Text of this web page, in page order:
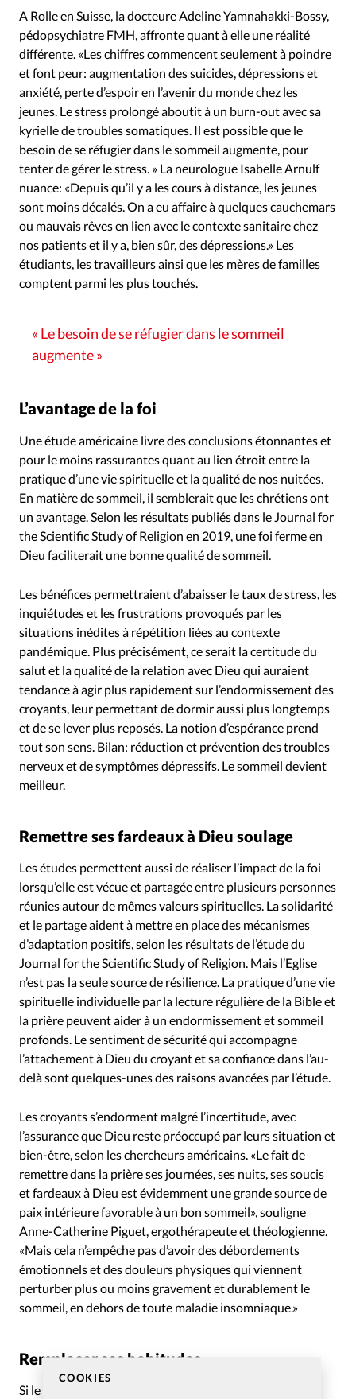
COOKIES
A Rolle en Suisse, la docteure Adeline Yamnahakki-Bossy,
pédopsychiatre FMH, affronte quant à elle une réalité
différente. «Les chiffres commencent seulement à poindre
et font peur: augmentation des suicides, dépressions et
anxiété, perte d’espoir en l’avenir du monde chez les
jeunes. Le stress prolongé aboutit à un burn-out avec sa
kyrielle de troubles somatiques. Il est possible que le
besoin de se réfugier dans le sommeil augmente, pour
tenter de gérer le stress. » La neurologue Isabelle Arnulf
nuance: «Depuis qu’il y a les cours à distance, les jeunes
sont moins décalés. On a eu affaire à quelques cauchemars
ou mauvais rêves en lien avec le contexte sanitaire chez
nos patients et il y a, bien sûr, des dépressions.» Les
étudiants, les travailleurs ainsi que les mères de familles
comptent parmi les plus touchés.
Le besoin de se réfugier dans le sommeil
augmente
L’avantage de la foi
Une étude américaine livre des conclusions étonnantes et
pour le moins rassurantes quant au lien étroit entre la
pratique d’une vie spirituelle et la qualité de nos nuitées.
En matière de sommeil, il semblerait que les chrétiens ont
un avantage. Selon les résultats publiés dans le Journal for
the Scientific Study of Religion en 2019, une foi ferme en
Dieu faciliterait une bonne qualité de sommeil.
Les bénéfices permettraient d’abaisser le taux de stress, les
inquiétudes et les frustrations provoqués par les
situations inédites à répétition liées au contexte
pandémique. Plus précisément, ce serait la certitude du
salut et la qualité de la relation avec Dieu qui auraient
tendance à agir plus rapidement sur l’endormissement des
croyants, leur permettant de dormir aussi plus longtemps
et de se lever plus reposés. La notion d’espérance prend
tout son sens. Bilan: réduction et prévention des troubles
nerveux et de symptômes dépressifs. Le sommeil devient
meilleur.
Remettre ses fardeaux à Dieu soulage
Les études permettent aussi de réaliser l’impact de la foi
lorsqu’elle est vécue et partagée entre plusieurs personnes
réunies autour de mêmes valeurs spirituelles. La solidarité
et le partage aident à mettre en place des mécanismes
d’adaptation positifs, selon les résultats de l’étude du
Journal for the Scientific Study of Religion. Mais l’Eglise
n’est pas la seule source de résilience. La pratique d’une vie
spirituelle individuelle par la lecture régulière de la Bible et
la prière peuvent aider à un endormissement et sommeil
profonds. Le sentiment de sécurité qui accompagne
l’attachement à Dieu du croyant et sa confiance dans l’au-
delà sont quelques-unes des raisons avancées par l’étude.
Les croyants s’endorment malgré l’incertitude, avec
l’assurance que Dieu reste préoccupé par leurs situation et
bien-être, selon les chercheurs américains. «Le fait de
remettre dans la prière ses journées, ses nuits, ses soucis
et fardeaux à Dieu est évidemment une grande source de
paix intérieure favorable à un bon sommeil», souligne
Anne-Catherine Piguet, ergothérapeute et théologienne.
«Mais cela n’empêche pas d’avoir des débordements
émotionnels et des douleurs physiques qui viennent
perturber plus ou moins gravement et durablement le
sommeil, en dehors de toute maladie insomniaque.»
Remplacer ses habitudes
Si le numérique n’est de loin pas le seul facteur